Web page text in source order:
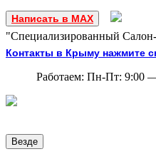
Написать в MAX
"Специализированный
Контакты в Крыму нажмите
Работаем: Пн-Пт: 9:00
Везде